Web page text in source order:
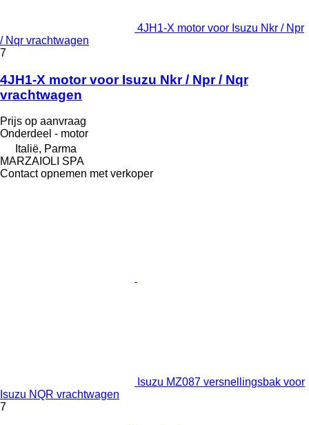
4JH1-X motor voor Isuzu Nkr / Npr
/ Nqr vrachtwagen
7
4JH1-X motor voor Isuzu Nkr / Npr / Nqr
vrachtwagen
Prijs op aanvraag
Onderdeel - motor
Italië, Parma
MARZAIOLI SPA
Contact opnemen met verkoper
Isuzu MZ087 versnellingsbak voor
Isuzu NQR vrachtwagen
7